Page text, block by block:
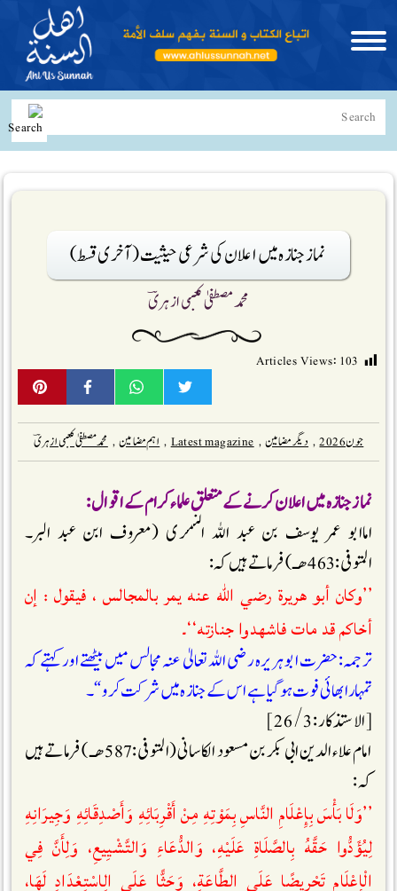
نماز جنازہ میں اعلان کی شرعی حیثیت (آخری قسط)
محمد مصطفیٰ کعبی ازہریؔ
جون 2026 , دیگر مضامین ,
Latest magazine
, اہم مضامین , محمد مصطفیٰ کعبی ازہریؔ
نماز جنازہ میں اعلان کرنے کے متعلق علماء کرام کے اقوال:
اماابو عمر یوسف بن عبد اللہ النمری (معروف ابن عبد البر۔
المتوفی:463 ھـ) فرماتے ہیں کہ :
’’وكان أبو هريرة رضي الله عنه يمر بالمجالس ، فيقول : إن
أخاكم قد مات فاشهدوا جنازته‘‘۔
ترجمہ:حضرت ابوہريرہ رضی اللہ تعالیٰ عنہ مجالس ميں بیٹھتے اورکہتے کہ
تمہارا بھائی فوت ہو گيا ہے اس کے جنازہ میں شرکت کرو “۔
[الاستذكار: 3 / 26 ]
ا مام علاء الدین ابی بکر بن مسعود الکاسانی (المتوفی:587 ھـ) فرماتے ہیں
کہ :
’’وَلَا بَأْسَ بِإِعْلَامِ النَّاسِ بِمَوْتِهِ مِنْ أَقْرِبَائِهِ وَأَصْدِقَائِهِ وَجِيرَانِهِ
لِيُؤَدُّوا حَقَّهُ بِالصَّلَاةِ عَلَيْهِ، وَالدُّعَاءِ وَالتَّشْيِيعِ، وَلِأَنَّ فِي
الْإِعْلَامِ تَحْرِيضًا عَلَى الطَّاعَةِ، وَحَثًّا عَلَى الِاسْتِعْدَادِ لَهَا،
Articles Views: 103